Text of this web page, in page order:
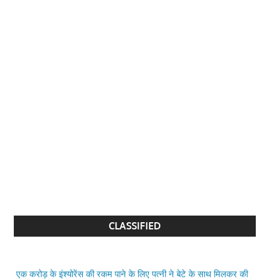
CLASSIFIED
पति की हत्या, पुलिस ने किया गिरफ्तार